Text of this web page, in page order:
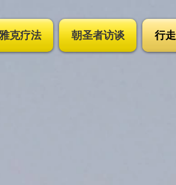
克疗法 朝圣者访谈 行